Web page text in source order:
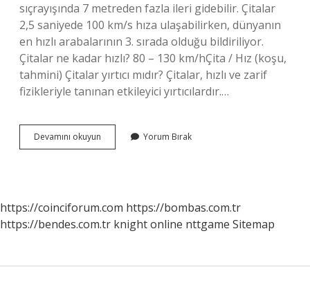
sıçrayışında 7 metreden fazla ileri gidebilir. Çitalar
2,5 saniyede 100 km/s hıza ulaşabilirken, dünyanın
en hızlı arabalarının 3. sırada olduğu bildiriliyor.
Çitalar ne kadar hızlı? 80 – 130 km/hÇita / Hız (koşu,
tahmini) Çitalar yırtıcı mıdır? Çitalar, hızlı ve zarif
fizikleriyle tanınan etkileyici yırtıcılardır.…
Devamını okuyun Çitaların
Özellikleri
Yorum Bırak
https://coinciforum.com https://bombas.com.tr
https://bendes.com.tr knight online nttgame Sitemap